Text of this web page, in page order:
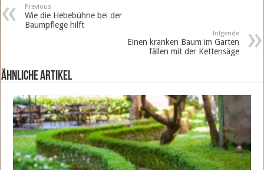
Previous
Wie die Hebebühne bei der
Baumpflege hilft
folgende
Einen kranken Baum im Garten
fällen mit der Kettensäge
ähnliche Artikel